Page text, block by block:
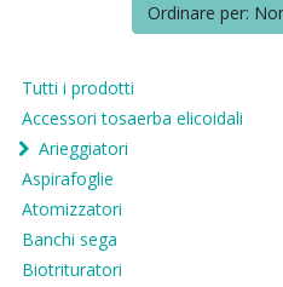
Ordinare per:
Tutti i prodotti
Accessori tosaerba elicoidali
Arieggiatori
Aspirafoglie
Atomizzatori
Banchi sega
Biotrituratori